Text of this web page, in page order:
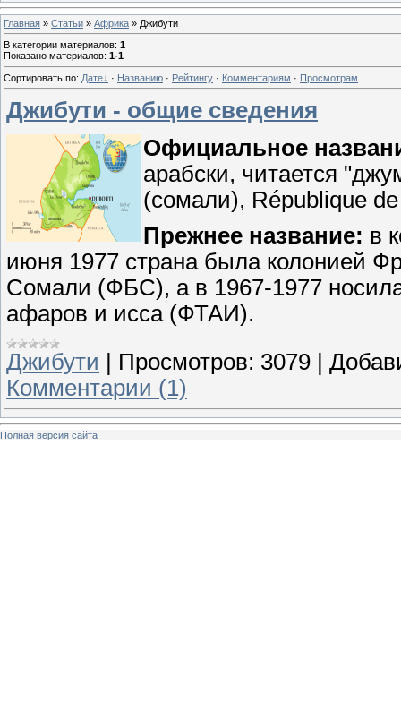
Главная » Статьи » Африка » Джибути
В категории материалов: 1
Показано материалов: 1-1
Сортировать по: Дате · Названию · Рейтингу · Комментариям · Просмотрам
Джибути - общие сведения
Официальное
арабски, читается
(сомали), République
Прежнее название: в
июня 1977 страна была колонией
Сомали (ФБС), а в 1967-1977
афаров и исса (ФТАИ).
Джибути | Просмотров: 3079 |
Комментарии (1)
Полная версия сайта